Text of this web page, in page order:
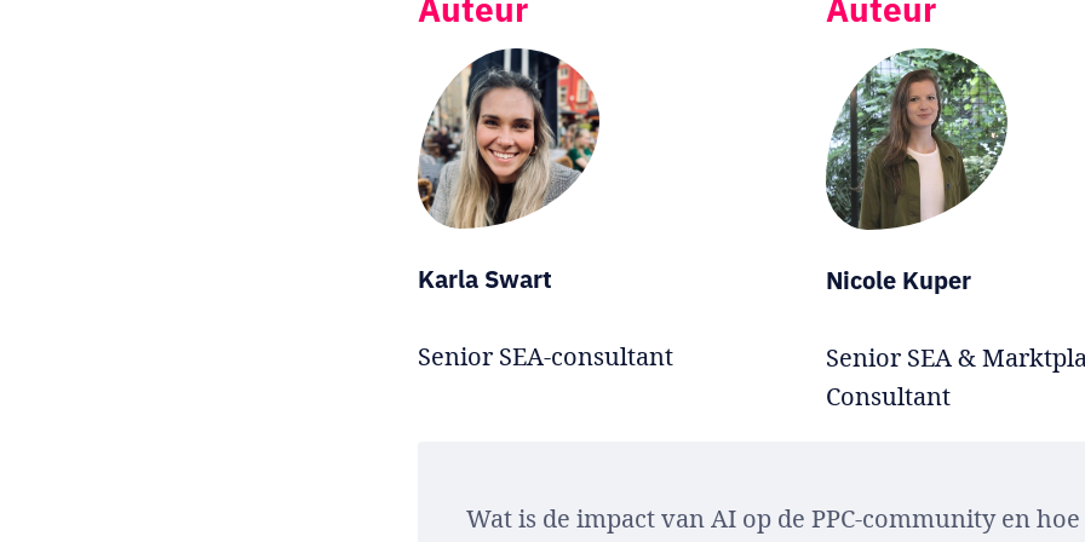
Karla Swart
Senior SEA-consultant
Nicole Kuper
Senior SEA &
Consultant
Wat is de impact van AI op de PPC-community en hoe